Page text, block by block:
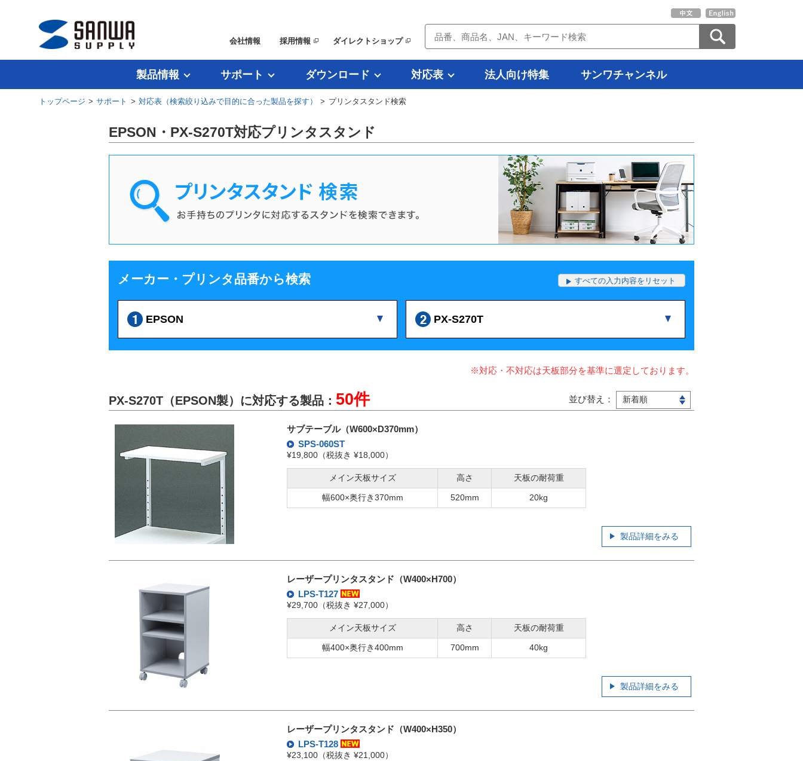
会社情報 採用情報 ダイレクトショップ
製品情報 サポート ダウンロード 対応表 法人向け特集 サンワチャンネル
トップページ >サポート > 対応表（検索絞り込みで目的に合った製品を探す） > プリンタスタンド検索
EPSON・PX-S270T対応プリンタスタンド
メーカー・プリンタ品番から検索 すべての入力内容をリセット
EPSON PX-S270T
※対応・不対応は天板部分を基準に選定しております。
PX-S270T（EPSON製）に対応する製品： 50件 並び替え：
サブテーブル（W600×D370mm）
SPS-060ST
¥19,800（税抜き ¥18,000）
メイン天板サイズ 高さ 天板の耐荷重
幅600×奥行き370mm 520mm 20kg
製品詳細をみる
レーザープリンタスタンド（W400×H700）
LPS-T127
¥29,700（税抜き ¥27,000）
メイン天板サイズ 高さ 天板の耐荷重
幅400×奥行き400mm 700mm 40kg
製品詳細をみる
レーザープリンタスタンド（W400×H350）
LPS-T128
¥23,100（税抜き ¥21,000）